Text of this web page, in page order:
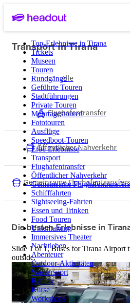
Top-Erlebnisse in Tirana
Tickets
Museen
Touren
Rundgänge
Geführte Touren
Stadtführungen
Private Touren
Mehrtagestouren
Fototouren
Ausflüge
Speedboot-Touren
Erbe Erlebnisse
Transport
Flughafentransfer
Öffentlicher Nahverkehr
Gemeinsame Flughafentransfers
Schifffahrten
Sightseeing-Fahrten
Essen und Trinken
Food Touren
Unterhaltung
Immersives Theater
Nachtleben
Abenteuer
Outdoor-Aktivitäten
Wassersport
Rafting
Kurse
Workshops
Transport in Tirana
Alle
Flughafentransfer
Öffentlicher Nahverkehr
Gemeinsame Flughafentransfers
Die besten Erlebnisse in
Slide 1 of 1, Buses for Tirana Airport
outside.